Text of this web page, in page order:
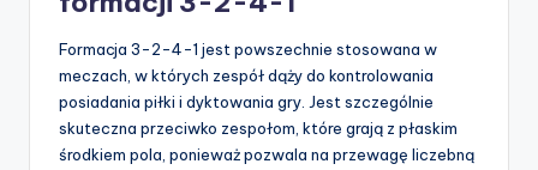
Formacja 3-2-4-1 jest powszechnie stosowana w
meczach, w których zespół dąży do kontrolowania
posiadania piłki i dyktowania gry. Jest szczególnie
skuteczna przeciwko zespołom, które grają z płaskim
środkiem pola, ponieważ pozwala na przewagę liczebną